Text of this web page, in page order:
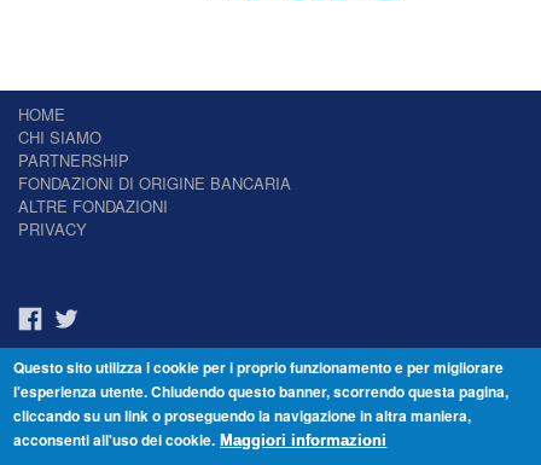
HOME
CHI SIAMO
PARTNERSHIP
FONDAZIONI DI ORIGINE BANCARIA
ALTRE FONDAZIONI
PRIVACY
Il Giornale delle Fondazioni - Periodico telematico
Reg. Tribunale n.7 del 22/07/2014 – ISSN 2421-2466
© Fondazione Venezia 2000 - Dorsoduro 3488/U - 30123 Venezia - Italia -
Questo sito utilizza i cookie per i proprio funzionamento e per migliorare
l'esperienza utente. Chiudendo questo banner, scorrendo questa pagina,
cliccando su un link o proseguendo la navigazione in altra maniera,
acconsenti all'uso dei cookie. Maggiori informazioni